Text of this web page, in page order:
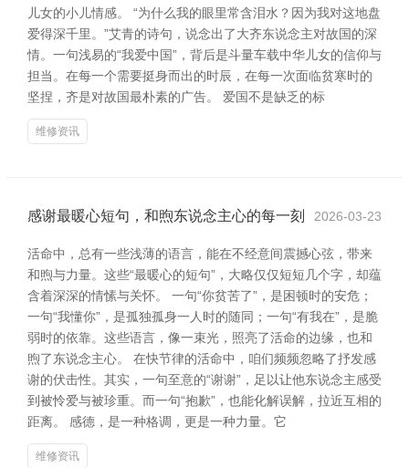
儿女的小儿情感。 “为什么我的眼里常含泪水？因为我对这地盘
爱得深千里。”艾青的诗句，说念出了大齐东说念主对故国的深
情。一句浅易的“我爱中国”，背后是斗量车载中华儿女的信仰与
担当。在每一个需要挺身而出的时辰，在每一次面临贫寒时的
坚捏，齐是对故国最朴素的广告。 爱国不是缺乏的标
维修资讯
感谢最暖心短句，和煦东说念主心的每一刻 2026-03-23
活命中，总有一些浅薄的语言，能在不经意间震撼心弦，带来
和煦与力量。这些“最暖心的短句”，大略仅仅短短几个字，却蕴
含着深深的情愫与关怀。 一句“你贫苦了”，是困顿时的安危；
一句“我懂你”，是孤独孤身一人时的随同；一句“有我在”，是脆
弱时的依靠。这些语言，像一束光，照亮了活命的边缘，也和
煦了东说念主心。 在快节律的活命中，咱们频频忽略了抒发感
谢的伏击性。其实，一句至意的“谢谢”，足以让他东说念主感受
到被怜爱与被珍重。而一句“抱歉”，也能化解误解，拉近互相的
距离。 感德，是一种格调，更是一种力量。它
维修资讯